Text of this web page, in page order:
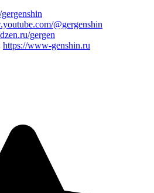
@gergenshin
gergen
https://www-genshin.ru